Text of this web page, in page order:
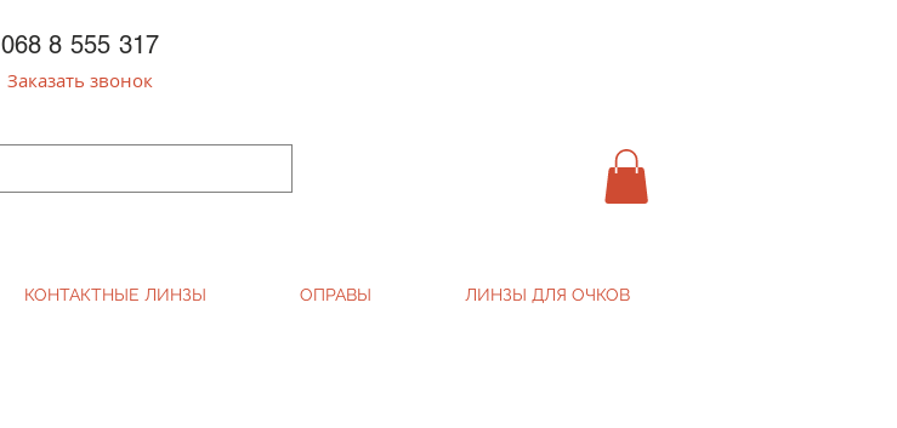
068 8 555 317
Заказать звонок
КОНТАКТНЫЕ ЛИНЗЫ ОПРАВЫ ЛИНЗЫ ДЛЯ ОЧКОВ